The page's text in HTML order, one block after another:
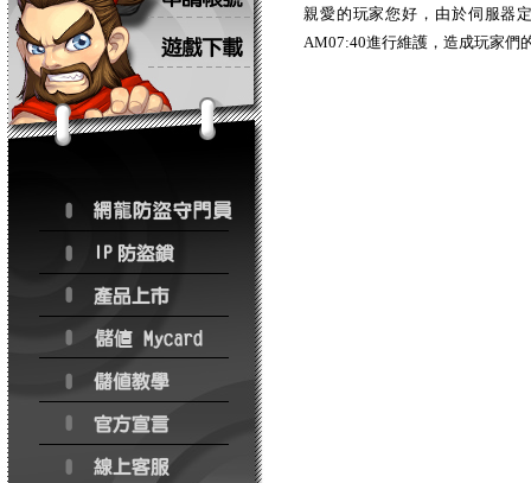
親愛的玩家您好，由於伺服器
AM07:40進行維護，造成玩家們